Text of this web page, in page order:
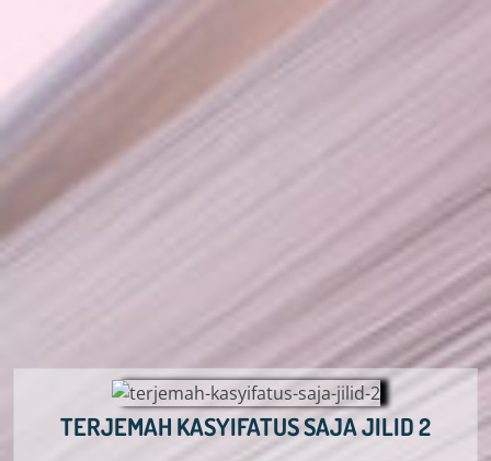
TERJEMAH KASYIFATUS SAJA JILID 2